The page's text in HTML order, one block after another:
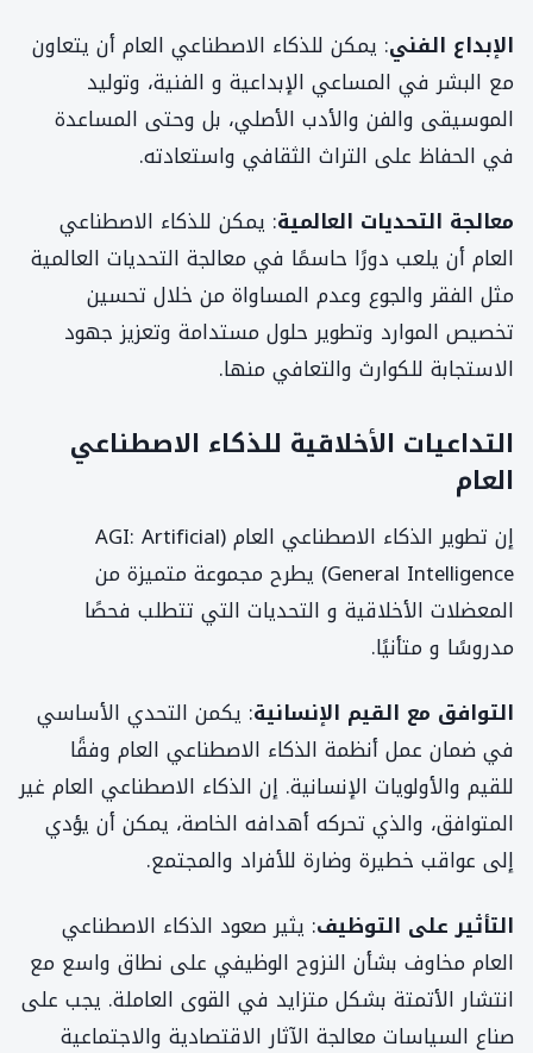
الإبداع الفني: يمكن للذكاء الاصطناعي العام أن يتعاون
مع البشر في المساعي الإبداعية و الفنية، وتوليد
الموسيقى والفن والأدب الأصلي، بل وحتى المساعدة
في الحفاظ على التراث الثقافي واستعادته.
معالجة التحديات العالمية: يمكن للذكاء الاصطناعي
العام أن يلعب دورًا حاسمًا في معالجة التحديات العالمية
مثل الفقر والجوع وعدم المساواة من خلال تحسين
تخصيص الموارد وتطوير حلول مستدامة وتعزيز جهود
الاستجابة للكوارث والتعافي منها.
التداعيات الأخلاقية للذكاء الاصطناعي
العام
إن تطوير الذكاء الاصطناعي العام (AGI: Artificial
General Intelligence) يطرح مجموعة متميزة من
المعضلات الأخلاقية و التحديات التي تتطلب فحصًا
مدروسًا و متأنيًا.
التوافق مع القيم الإنسانية: يكمن التحدي الأساسي
في ضمان عمل أنظمة الذكاء الاصطناعي العام وفقًا
للقيم والأولويات الإنسانية. إن الذكاء الاصطناعي العام غير
المتوافق، والذي تحركه أهدافه الخاصة، يمكن أن يؤدي
إلى عواقب خطيرة وضارة للأفراد والمجتمع.
التأثير على التوظيف: يثير صعود الذكاء الاصطناعي
العام مخاوف بشأن النزوح الوظيفي على نطاق واسع مع
انتشار الأتمتة بشكل متزايد في القوى العاملة. يجب على
صناع السياسات معالجة الآثار الاقتصادية والاجتماعية